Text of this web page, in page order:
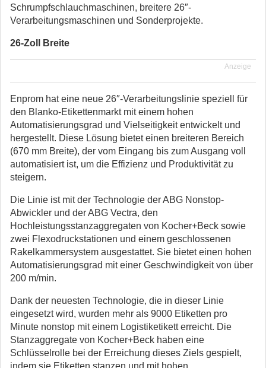
Schrumpfschlauchmaschinen, breitere 26″-
Verarbeitungsmaschinen und Sonderprojekte.
26-Zoll Breite
Anzeige
Enprom hat eine neue 26″-Verarbeitungslinie speziell für
den Blanko-Etikettenmarkt mit einem hohen
Automatisierungsgrad und Vielseitigkeit entwickelt und
hergestellt. Diese Lösung bietet einen breiteren Bereich
(670 mm Breite), der vom Eingang bis zum Ausgang voll
automatisiert ist, um die Effizienz und Produktivität zu
steigern.
Die Linie ist mit der Technologie der ABG Nonstop-
Abwickler und der ABG Vectra, den
Hochleistungsstanzaggregaten von Kocher+Beck sowie
zwei Flexodruckstationen und einem geschlossenen
Rakelkammersystem ausgestattet. Sie bietet einen hohen
Automatisierungsgrad mit einer Geschwindigkeit von über
200 m/min.
Dank der neuesten Technologie, die in dieser Linie
eingesetzt wird, wurden mehr als 9000 Etiketten pro
Minute nonstop mit einem Logistiketikett erreicht. Die
Stanzaggregate von Kocher+Beck haben eine
Schlüsselrolle bei der Erreichung dieses Ziels gespielt,
indem sie Etiketten stanzen und mit hohen